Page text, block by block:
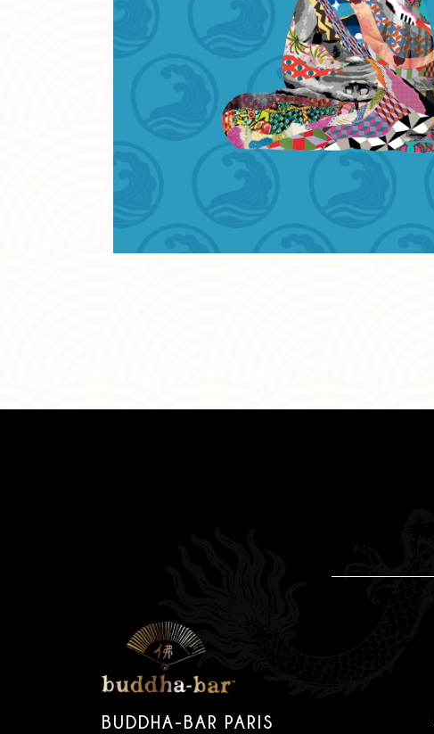
BUDDHA-BAR PARIS